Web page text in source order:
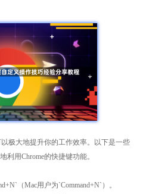
极大地提升你的工作效率。以下是一些
用Chrome的快捷键功能。
（Mac用户为`Command+N`）。